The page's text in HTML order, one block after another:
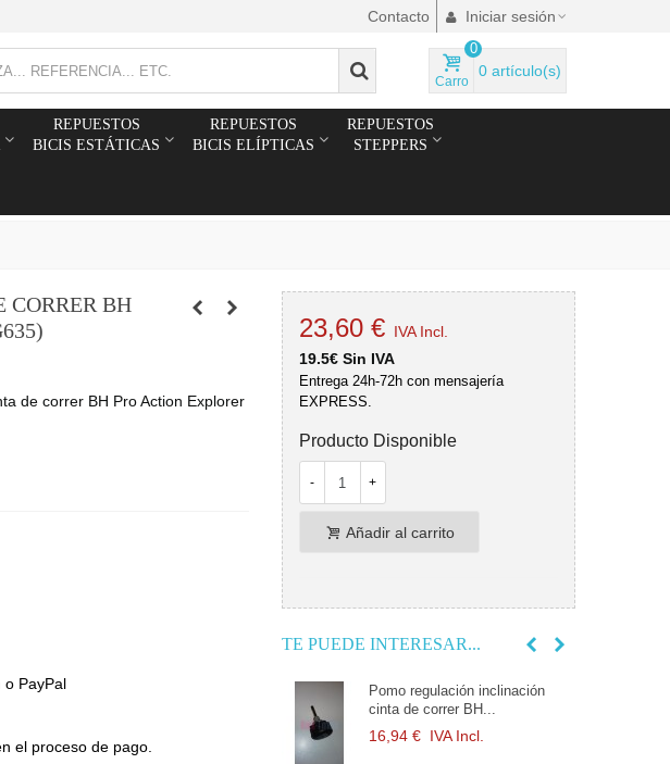
Contacto Iniciar sesión
Carro
0
0 artículo(s)
REPUESTOS
BICIS ESTÁTICAS
REPUESTOS
BICIS ELÍPTICAS
REPUESTOS
STEPPERS
CORRER BH
de correr BH Pro Action Explorer
o PayPal
el proceso de pago.
23,60 € IVA Incl.
19.5€ Sin IVA
Entrega 24h-72h con mensajería
EXPRESS.
Producto Disponible
- +
Añadir al carrito
TE PUEDE INTERESAR...
Pomo regulación inclinación
cinta de correr BH...
16,94 € IVA Incl.